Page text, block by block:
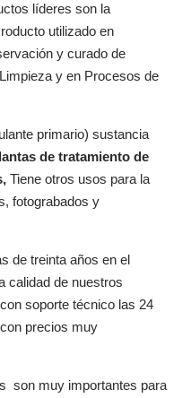
líderes son la
utilizado en
y curado de
y en Procesos de
primario) sustancia
de tratamiento de
Tiene otros usos para la
fotograbados y
de treinta años en el
calidad de nuestros
soporte técnico las 24
precios muy
son muy importantes para